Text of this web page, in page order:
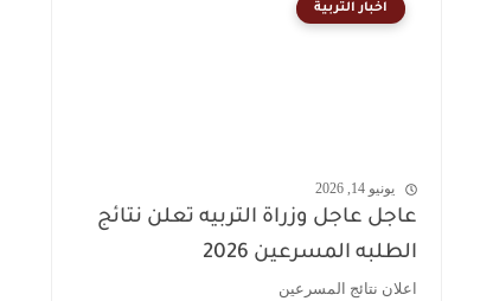
اخبار التربية
يونيو 14, 2026
عاجل عاجل وزراة التربيه تعلن نتائج
الطلبه المسرعين 2026
اعلان نتائج المسرعين